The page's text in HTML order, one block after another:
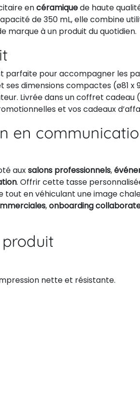
encéramiquede haute
de 350 mL, elle combine
marque à un produit du quotidien.
parfaite pour accompagner les
ses dimensions compactes (ø81 x
Livrée dans un coffret cadeau
et vos cadeaux
en
auxsalons professionnels,
. Offrir cette tasse
en véhiculant une image
,onboarding
nette et résistante.